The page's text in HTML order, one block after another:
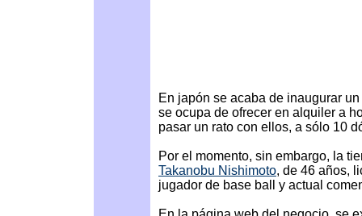
En japón se acaba de inaugurar
se ocupa de ofrecer en alquiler a
pasar un rato con ellos, a sólo 10
Por el momento, sin embargo, la
Takanobu Nishimoto, de 46 años,
jugador de base ball y actual